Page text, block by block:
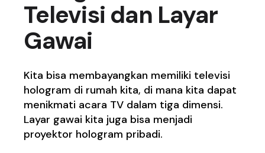
Televisi dan Layar
Gawai
Kita bisa membayangkan memiliki televisi
hologram di rumah kita, di mana kita dapat
menikmati acara TV dalam tiga dimensi.
Layar gawai kita juga bisa menjadi
proyektor hologram pribadi.